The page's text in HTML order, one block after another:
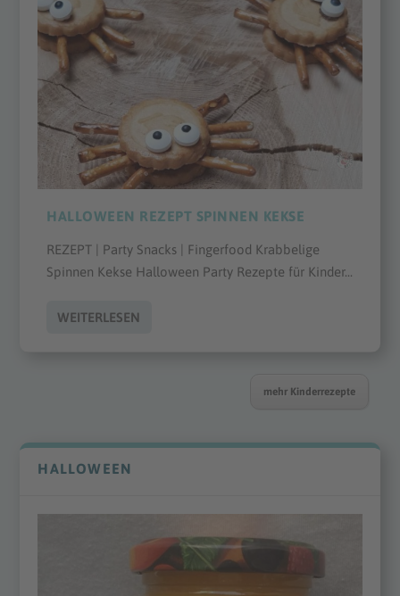
HALLOWEEN REZEPT SPINNEN KEKSE
REZEPT | Party Snacks | Fingerfood Krabbelige
Spinnen Kekse Halloween Party Rezepte für Kinder...
WEITERLESEN
mehr Kinderrezepte
HALLOWEEN